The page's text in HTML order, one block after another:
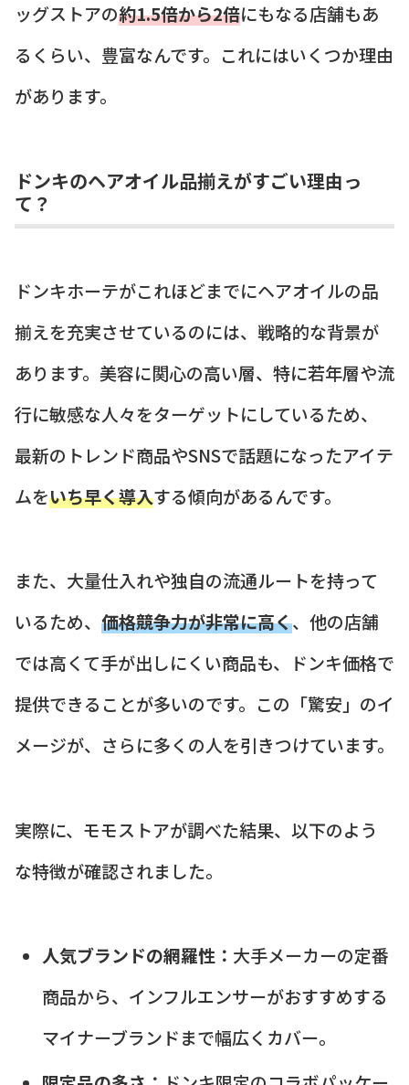
ッグストアの約1.5倍から2倍にもなる店舗もあ
るくらい、豊富なんです。これにはいくつか理由
があります。
ドンキのヘアオイル品揃えがすごい理由っ
て？
ドンキホーテがこれほどまでにヘアオイルの品
揃えを充実させているのには、戦略的な背景が
あります。美容に関心の高い層、特に若年層や流
行に敏感な人々をターゲットにしているため、
最新のトレンド商品やSNSで話題になったアイテ
ムをいち早く導入する傾向があるんです。
また、大量仕入れや独自の流通ルートを持って
いるため、 価格競争力が非常に高く、他の店舗
では高くて手が出しにくい商品も、ドンキ価格で
提供できることが多いのです。この「驚安」のイ
メージが、さらに多くの人を引きつけています。
実際に、モモストアが調べた結果、以下のよう
な特徴が確認されました。
人気ブランドの網羅性： 大手メーカーの定番
商品から、インフルエンサーがおすすめする
マイナーブランドまで幅広くカバー。